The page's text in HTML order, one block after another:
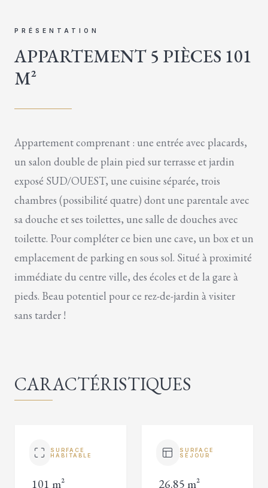
PRÉSENTATION
APPARTEMENT 5 PIÈCES 101
M²
Appartement comprenant : une entrée avec placards,
un salon double de plain pied sur terrasse et jardin
exposé SUD/OUEST, une cuisine séparée, trois
chambres (possibilité quatre) dont une parentale avec
sa douche et ses toilettes, une salle de douches avec
toilette. Pour compléter ce bien une cave, un box et un
emplacement de parking en sous sol. Situé à proximité
immédiate du centre ville, des écoles et de la gare à
pieds. Beau potentiel pour ce rez-de-jardin à visiter
sans tarder !
CARACTÉRISTIQUES
SURFACE
HABITABLE
101 m²
SURFACE
SÉJOUR
26.85 m²